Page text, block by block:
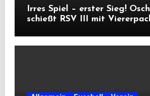
Irres Spiel – erster Sieg!
schießt RSV III mit